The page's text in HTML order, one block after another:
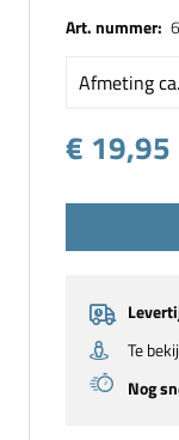
Art. nummer:
Afmeting
€ 19,95
Te
Nog